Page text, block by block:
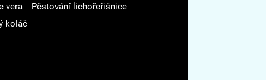
vera
Pěstování lichořeřišnice
koláč